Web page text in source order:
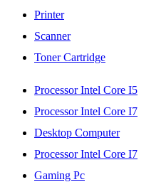
Printer
Scanner
Toner Cartridge
Processor Intel Core I5
Processor Intel Core I7
Desktop Computer
Processor Intel Core I7
Gaming Pc